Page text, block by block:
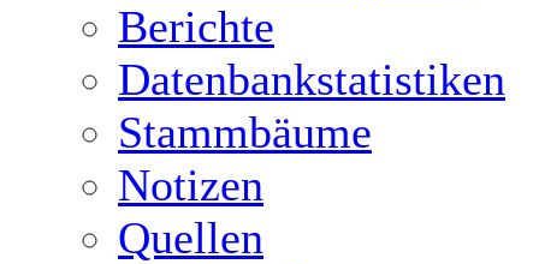
Berichte
Datenbankstatistiken
Stammbäume
Notizen
Quellen